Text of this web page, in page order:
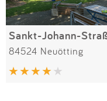
Sankt-Johann-
84524 Neuötting